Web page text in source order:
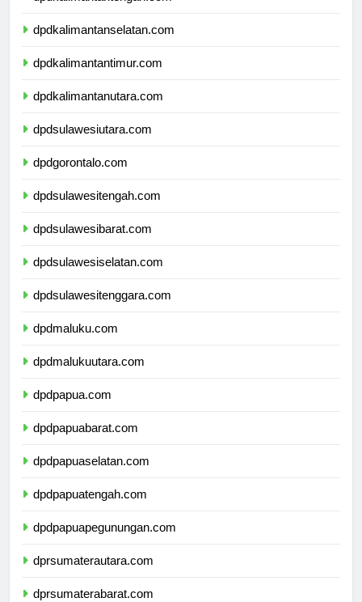
dpdkalimantanselatan.com
dpdkalimantantimur.com
dpdkalimantanutara.com
dpdsulawesiutara.com
dpdgorontalo.com
dpdsulawesitengah.com
dpdsulawesibarat.com
dpdsulawesiselatan.com
dpdsulawesitenggara.com
dpdmaluku.com
dpdmalukuutara.com
dpdpapua.com
dpdpapuabarat.com
dpdpapuaselatan.com
dpdpapuatengah.com
dpdpapuapegunungan.com
dprsumaterautara.com
dprsumaterabarat.com